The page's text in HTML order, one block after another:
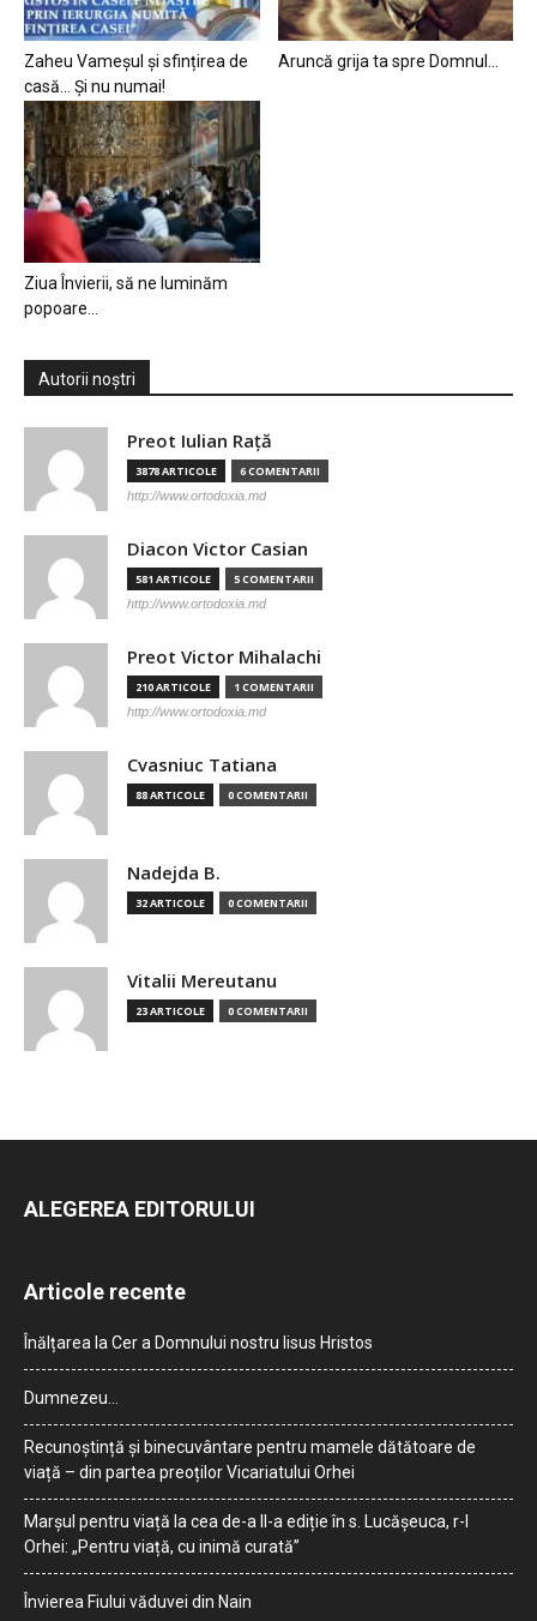
Zaheu Vameșul și sfințirea de
casă… Și nu numai!
Aruncă grija ta spre Domnul…
Ziua Învierii, să ne luminăm
popoare…
Autorii noștri
Preot Iulian Raţă
3878 ARTICOLE 6 COMENTARII
http://www.ortodoxia.md
Diacon Victor Casian
581 ARTICOLE 5 COMENTARII
http://www.ortodoxia.md
Preot Victor Mihalachi
210 ARTICOLE 1 COMENTARII
http://www.ortodoxia.md
Cvasniuc Tatiana
88 ARTICOLE 0 COMENTARII
Nadejda B.
32 ARTICOLE 0 COMENTARII
Vitalii Mereutanu
23 ARTICOLE 0 COMENTARII
ALEGEREA EDITORULUI
Articole recente
Înălțarea la Cer a Domnului nostru Iisus Hristos
Dumnezeu…
Recunoștință și binecuvântare pentru mamele dătătoare de
viață – din partea preoților Vicariatului Orhei
Marșul pentru viață la cea de-a II-a ediție în s. Lucășeuca, r-l
Orhei: „Pentru viață, cu inimă curată”
Învierea Fiului văduvei din Nain